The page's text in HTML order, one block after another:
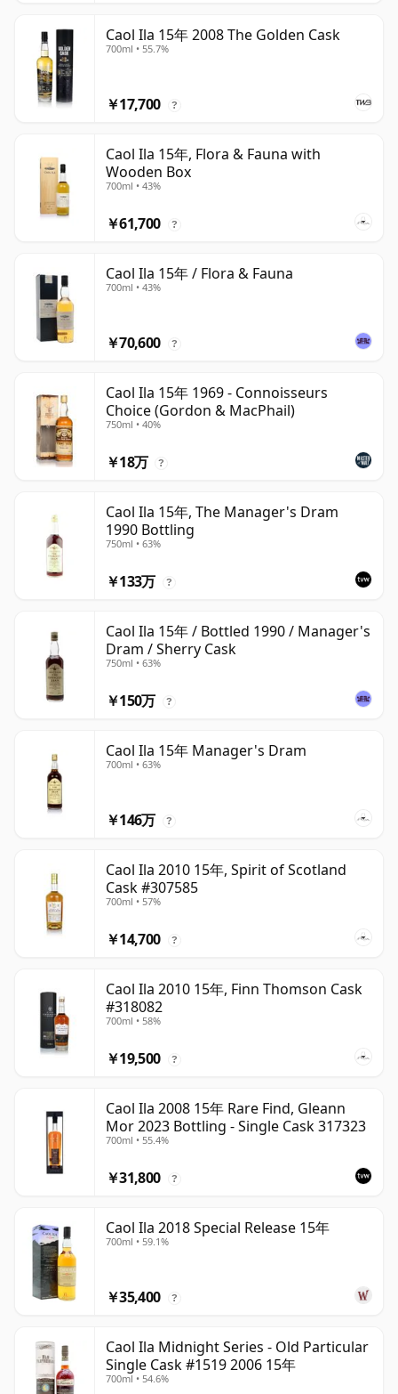
Caol Ila 15年 2008 The Golden Cask
700ml • 55.7%
￥17,700 ?
Caol Ila 15年, Flora & Fauna with
Wooden Box
700ml • 43%
￥61,700 ?
Caol Ila 15年 / Flora & Fauna
700ml • 43%
￥70,600 ?
Caol Ila 15年 1969 - Connoisseurs
Choice (Gordon & MacPhail)
750ml • 40%
￥18万 ?
Caol Ila 15年, The Manager's Dram
1990 Bottling
750ml • 63%
￥133万 ?
Caol Ila 15年 / Bottled 1990 / Manager's
Dram / Sherry Cask
750ml • 63%
￥150万 ?
Caol Ila 15年 Manager's Dram
700ml • 63%
￥146万 ?
Caol Ila 2010 15年, Spirit of Scotland
Cask #307585
700ml • 57%
￥14,700 ?
Caol Ila 2010 15年, Finn Thomson Cask
#318082
700ml • 58%
￥19,500 ?
Caol Ila 2008 15年 Rare Find, Gleann
Mor 2023 Bottling - Single Cask 317323
700ml • 55.4%
￥31,800 ?
Caol Ila 2018 Special Release 15年
700ml • 59.1%
￥35,400 ?
Caol Ila Midnight Series - Old Particular
Single Cask #1519 2006 15年
700ml • 54.6%